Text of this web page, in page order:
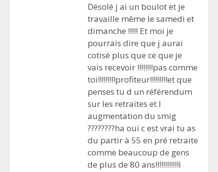
Désolé j ai un boulot et je
travaille même le samedi et
dimanche !!!!! Et moi je
pourrais dire que j aurai
cotisé plus que ce que je
vais recevoir !!!!!!!!pas comme
toi!!!!!!!!!profiteur!!!!!!!!!et que
penses tu d un référendum
sur les retraites et l
augmentation du smig
????????ha oui c est vrai tu as
du partir à 55 en pré retraite
comme beaucoup de gens
de plus de 80 ans!!!!!!!!!!!!l